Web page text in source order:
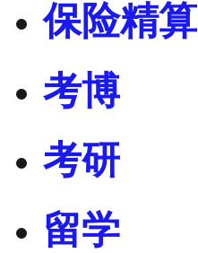
保险精算
考博
考研
留学